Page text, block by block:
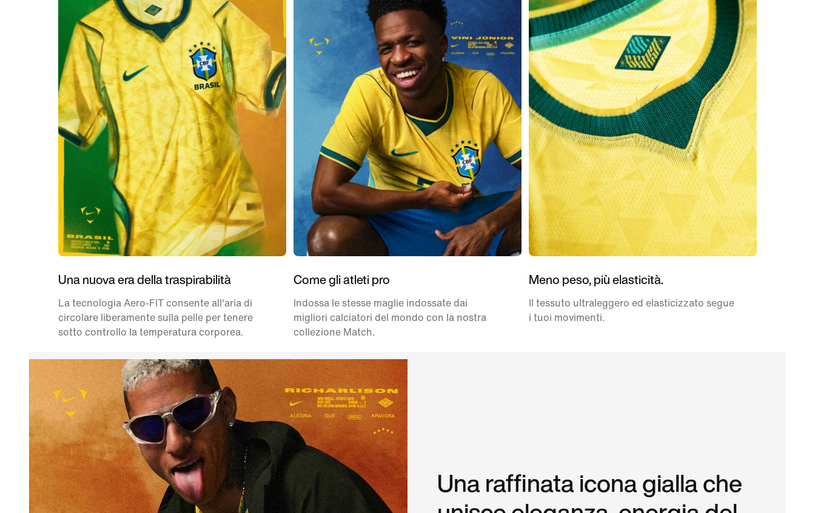
Una nuova era della traspirabilità
La tecnologia Aero-FIT consente all'aria di
circolare liberamente sulla pelle per tenere
sotto controllo la temperatura corporea.
Come gli atleti pro
Indossa le stesse maglie indossate dai
migliori calciatori del mondo con la nostra
collezione Match.
Meno peso, più elasticità.
Il tessuto ultraleggero ed elasticizzato segue
i tuoi movimenti.
Una raffinata icona gialla che